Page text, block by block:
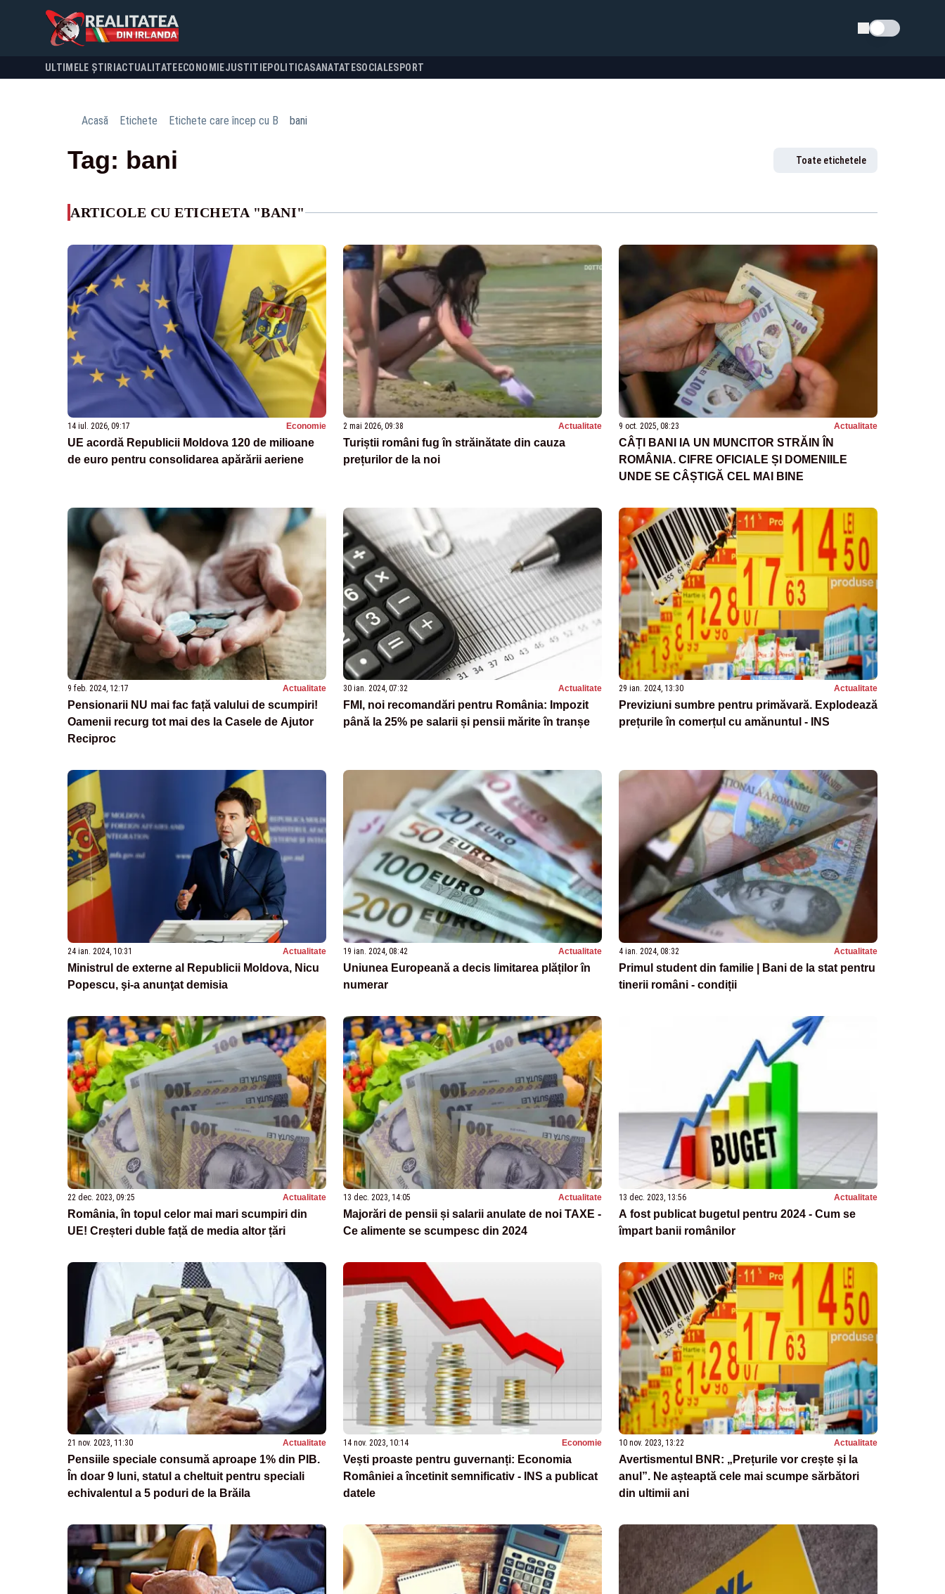
Schimba tema
ULTIMELE ȘTIRI ACTUALITATE ECONOMIEJUSTITIEPOLITICASANATATESOCIALESPORT
Acasă Etichete Etichete care încep cu B bani
Tag: bani Toate etichetele
ARTICOLE CU ETICHETA "BANI"
14 iul. 2026, 09:17 Economie
UE acordă Republicii Moldova 120 de milioane
de euro pentru consolidarea apărării aeriene
2 mai 2026, 09:38 Actualitate
Turiștii români fug în străinătate din cauza
prețurilor de la noi
9 oct. 2025, 08:23 Actualitate
CÂȚI BANI IA UN MUNCITOR STRĂIN ÎN
ROMÂNIA. CIFRE OFICIALE ȘI DOMENIILE
UNDE SE CÂȘTIGĂ CEL MAI BINE
9 feb. 2024, 12:17 Actualitate
Pensionarii NU mai fac față valului de scumpiri!
Oamenii recurg tot mai des la Casele de Ajutor
Reciproc
30 ian. 2024, 07:32 Actualitate
FMI, noi recomandări pentru România: Impozit
până la 25% pe salarii și pensii mărite în tranșe
29 ian. 2024, 13:30 Actualitate
Previziuni sumbre pentru primăvară. Explodează
prețurile în comerțul cu amănuntul - INS
24 ian. 2024, 10:31 Actualitate
Ministrul de externe al Republicii Moldova, Nicu
Popescu, şi-a anunţat demisia
19 ian. 2024, 08:42 Actualitate
Uniunea Europeană a decis limitarea plăților în
numerar
4 ian. 2024, 08:32 Actualitate
Primul student din familie | Bani de la stat pentru
tinerii români - condiții
22 dec. 2023, 09:25 Actualitate
România, în topul celor mai mari scumpiri din
UE! Creșteri duble față de media altor țări
13 dec. 2023, 14:05 Actualitate
Majorări de pensii și salarii anulate de noi TAXE -
Ce alimente se scumpesc din 2024
13 dec. 2023, 13:56 Actualitate
A fost publicat bugetul pentru 2024 - Cum se
împart banii românilor
21 nov. 2023, 11:30 Actualitate
Pensiile speciale consumă aproape 1% din PIB.
În doar 9 luni, statul a cheltuit pentru speciali
echivalentul a 5 poduri de la Brăila
14 nov. 2023, 10:14 Economie
Vești proaste pentru guvernanți: Economia
României a încetinit semnificativ - INS a publicat
datele
10 nov. 2023, 13:22 Actualitate
Avertismentul BNR: „Prețurile vor crește și la
anul”. Ne așteaptă cele mai scumpe sărbători
din ultimii ani